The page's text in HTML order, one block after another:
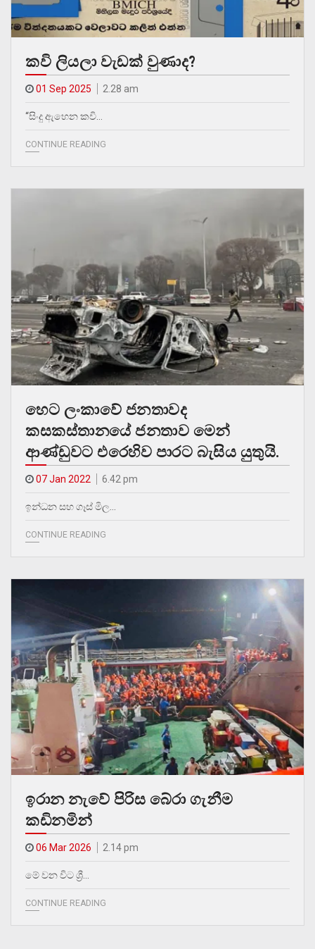
කවි ලියලා වැඩක් වුණාද?
01 Sep 2025 2.28 am
“සිංදු ඇහෙන කවි…
CONTINUE READING
හෙට ලංකාවේ ජනතාවද
කසකස්තානයේ ජනතාව මෙන්
ආණ්ඩුවට එරෙහිව පාරට බැසිය යුතුයි.
07 Jan 2022 6.42 pm
ඉන්ධන සහ ගෑස් මිල…
CONTINUE READING
ඉරාන නැවේ පිරිස බේරා ගැනීම
කඩිනමින්
06 Mar 2026 2.14 pm
මේ වන විට ශ්‍රී…
CONTINUE READING